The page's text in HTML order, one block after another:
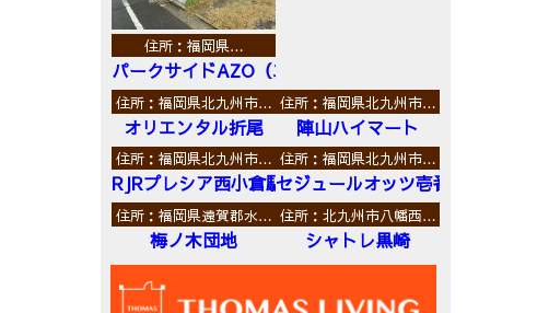
住所：福岡県…
パークサイドAZO（エーゼットオー）
住所：福岡県北九州市…
オリエンタル折尾
住所：福岡県北九州市…
陣山ハイマート
住所：福岡県北九州市…
RJRプレシア西小倉駅前
住所：福岡県北九州市…
セジュールオッツ壱番館
住所：福岡県遠賀郡水…
梅ノ木団地
住所：北九州市八幡西…
シャトレ黒崎